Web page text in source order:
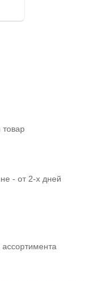
- от 2-х дней
ассортимента